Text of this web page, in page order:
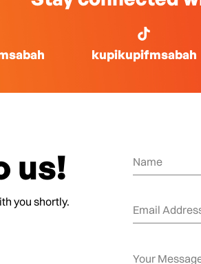
kupikupifmsabah
us!
you shortly.